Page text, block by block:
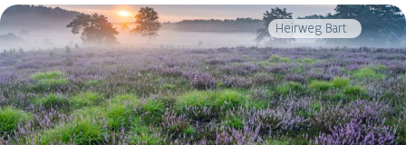
projecten op, samen goed voor een
ondersteuning van 49,5 miljoen euro.Vaste
waardeDe jaarlijkse projectoproep natuur
is een vaste waarde geworden in het
aanbod van Natuur en Bos, getuige de vele
ingediende projecten uit alle hoeken van
Heirweg Bart